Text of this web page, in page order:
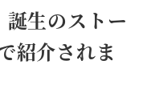
誕生のストー
紹介されま